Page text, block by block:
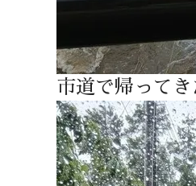
市道で帰って